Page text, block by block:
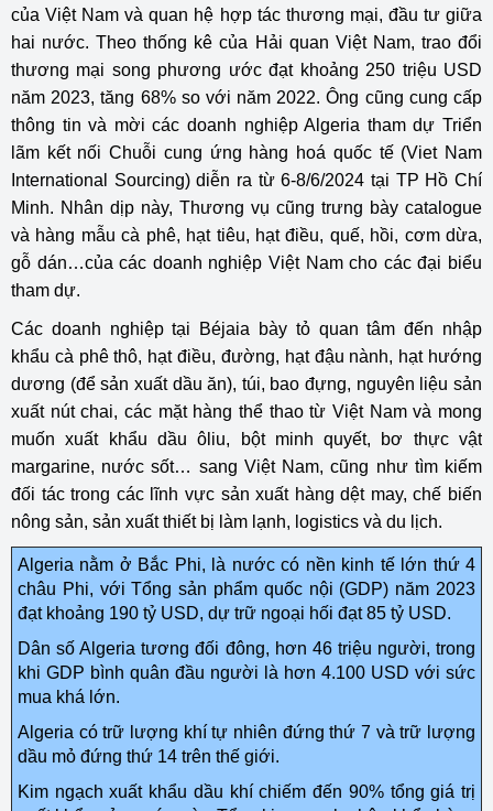
của Việt Nam và quan hệ hợp tác thương mại, đầu tư giữa
hai nước. Theo thống kê của Hải quan Việt Nam, trao đổi
thương mại song phương ước đạt khoảng 250 triệu USD
năm 2023, tăng 68% so với năm 2022. Ông cũng cung cấp
thông tin và mời các doanh nghiệp Algeria tham dự Triển
lãm kết nối Chuỗi cung ứng hàng hoá quốc tế (Viet Nam
International Sourcing) diễn ra từ 6-8/6/2024 tại TP Hồ Chí
Minh. Nhân dịp này, Thương vụ cũng trưng bày catalogue
và hàng mẫu cà phê, hạt tiêu, hạt điều, quế, hồi, cơm dừa,
gỗ dán…của các doanh nghiệp Việt Nam cho các đại biểu
tham dự.
Các doanh nghiệp tại Béjaia bày tỏ quan tâm đến nhập
khẩu cà phê thô, hạt điều, đường, hạt đậu nành, hạt hướng
dương (để sản xuất dầu ăn), túi, bao đựng, nguyên liệu sản
xuất nút chai, các mặt hàng thể thao từ Việt Nam và mong
muốn xuất khẩu dầu ôliu, bột minh quyết, bơ thực vật
margarine, nước sốt… sang Việt Nam, cũng như tìm kiếm
đối tác trong các lĩnh vực sản xuất hàng dệt may, chế biến
nông sản, sản xuất thiết bị làm lạnh, logistics và du lịch.
Algeria nằm ở Bắc Phi, là nước có nền kinh tế lớn thứ 4
châu Phi, với Tổng sản phẩm quốc nội (GDP) năm 2023
đạt khoảng 190 tỷ USD, dự trữ ngoại hối đạt 85 tỷ USD.
Dân số Algeria tương đối đông, hơn 46 triệu người, trong
khi GDP bình quân đầu người là hơn 4.100 USD với sức
mua khá lớn.
Algeria có trữ lượng khí tự nhiên đứng thứ 7 và trữ lượng
dầu mỏ đứng thứ 14 trên thế giới.
Kim ngạch xuất khẩu dầu khí chiếm đến 90% tổng giá trị